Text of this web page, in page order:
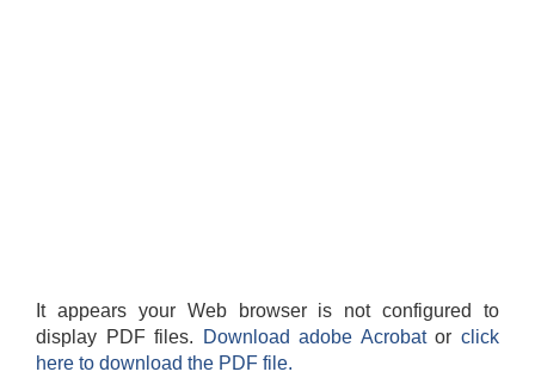
It appears your Web browser is not configured to
display PDF files.
Download adobe Acrobatorclick
here to download the PDF file.